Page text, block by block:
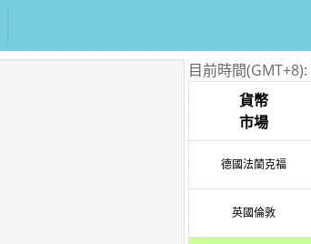
目前時間(GMT+8):
貨幣
市場
德國法蘭克福
英國倫敦